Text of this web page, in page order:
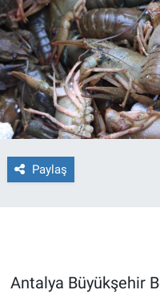
Paylaş
Antalya Büyükşehir